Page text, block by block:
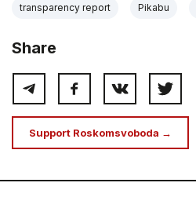
transparency report Pikabu
Share
Support Roskomsvoboda →